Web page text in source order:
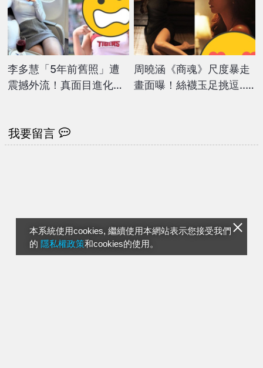
本系統使用cookies, 繼續使用本網站表示您接受我們
的 隱私權政策和cookies的使用。
李多慧「5年前舊照」遭
震撼外流！真面目進化
周曉涵《商魂》尺度暴走
畫面曝！絲襪玉足挑逗...
我要留言